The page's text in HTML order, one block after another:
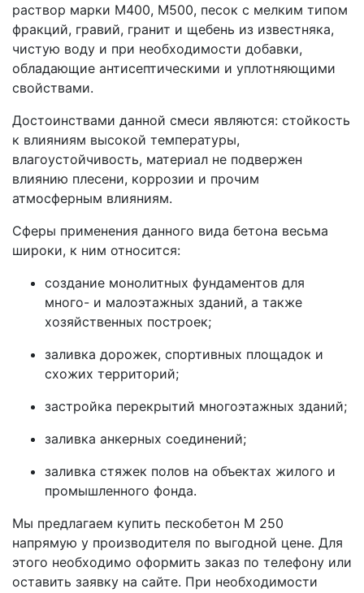
раствор марки М400, М500, песок с мелким типом
фракций, гравий, гранит и щебень из известняка,
чистую воду и при необходимости добавки,
обладающие антисептическими и уплотняющими
свойствами.
Достоинствами данной смеси являются: стойкость
к влияниям высокой температуры,
влагоустойчивость, материал не подвержен
влиянию плесени, коррозии и прочим
атмосферным влияниям.
Сферы применения данного вида бетона весьма
широки, к ним относится:
создание монолитных фундаментов для
много- и малоэтажных зданий, а также
хозяйственных построек;
заливка дорожек, спортивных площадок и
схожих территорий;
застройка перекрытий многоэтажных зданий;
заливка анкерных соединений;
заливка стяжек полов на объектах жилого и
промышленного фонда.
Мы предлагаем купить пескобетон М 250
напрямую у производителя по выгодной цене. Для
этого необходимо оформить заказ по телефону или
оставить заявку на сайте. При необходимости